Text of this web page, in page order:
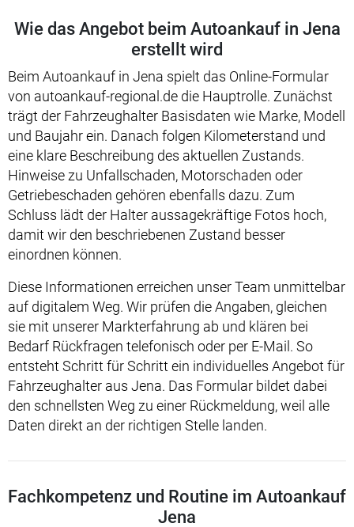
Wie das Angebot beim Autoankauf in Jena
erstellt wird
Beim Autoankauf in Jena spielt das Online-Formular
von autoankauf-regional.de die Hauptrolle. Zunächst
trägt der Fahrzeughalter Basisdaten wie Marke, Modell
und Baujahr ein. Danach folgen Kilometerstand und
eine klare Beschreibung des aktuellen Zustands.
Hinweise zu Unfallschaden, Motorschaden oder
Getriebeschaden gehören ebenfalls dazu. Zum
Schluss lädt der Halter aussagekräftige Fotos hoch,
damit wir den beschriebenen Zustand besser
einordnen können.
Diese Informationen erreichen unser Team unmittelbar
auf digitalem Weg. Wir prüfen die Angaben, gleichen
sie mit unserer Markterfahrung ab und klären bei
Bedarf Rückfragen telefonisch oder per E-Mail. So
entsteht Schritt für Schritt ein individuelles Angebot für
Fahrzeughalter aus Jena. Das Formular bildet dabei
den schnellsten Weg zu einer Rückmeldung, weil alle
Daten direkt an der richtigen Stelle landen.
Fachkompetenz und Routine im Autoankauf
Jena